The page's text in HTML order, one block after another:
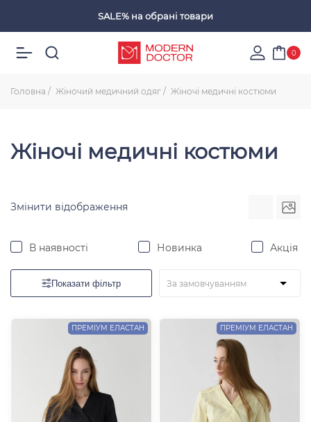
SALE% на обрані товари
0
Головна Жіночий медичний одяг Жіночі медичні костюми
Жіночі медичні костюми
Змінити відображення
В наявності Новинка Акція
Показати фільтр
ПРЕМІУМ ЕЛАСТАН ПРЕМІУМ ЕЛАСТАН
Обрані товари